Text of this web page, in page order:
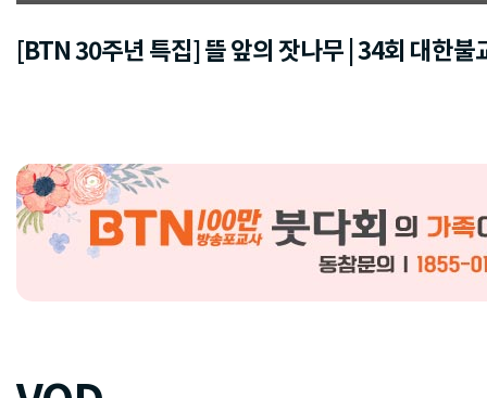
[BTN 30주년 특집] 뜰 앞의 잣나무 | 34회 대한